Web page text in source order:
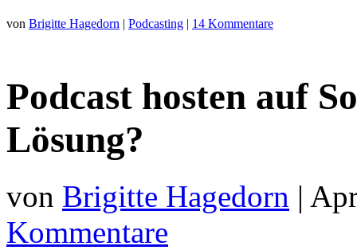
von Brigitte Hagedorn | Podcasting | 14 Kommentare
Podcast hosten auf
Lösung?
von Brigitte Hagedorn |
Kommentare